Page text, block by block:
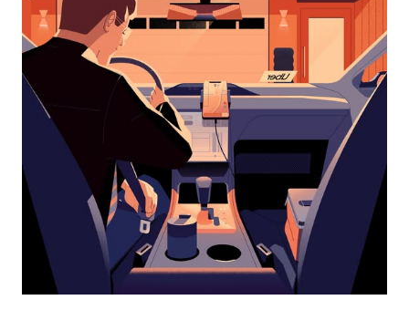
selecionar
uma
data.
Pressione
a
tecla
“ESC”
o
calendário.